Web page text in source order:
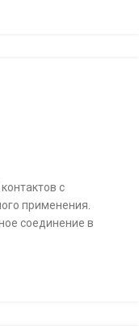
с
применения.
соединение в